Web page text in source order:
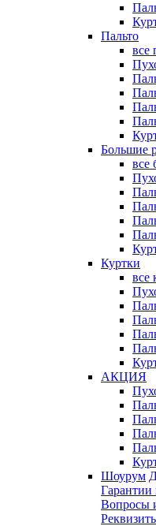
Пальто
все
Большие
все
Куртки
все
АКЦИЯ
Шоурум
Гарантии
Вопросы